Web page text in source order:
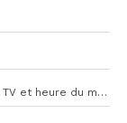
OM-Athletic Bilbao : compos probables, chaîne TV et heure du match